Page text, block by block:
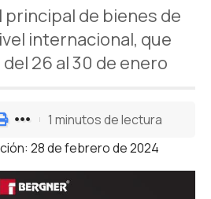
principal de bienes de
internacional, que
26 al 30 de enero
28 de febrero de 2024
1 minutos de lectura